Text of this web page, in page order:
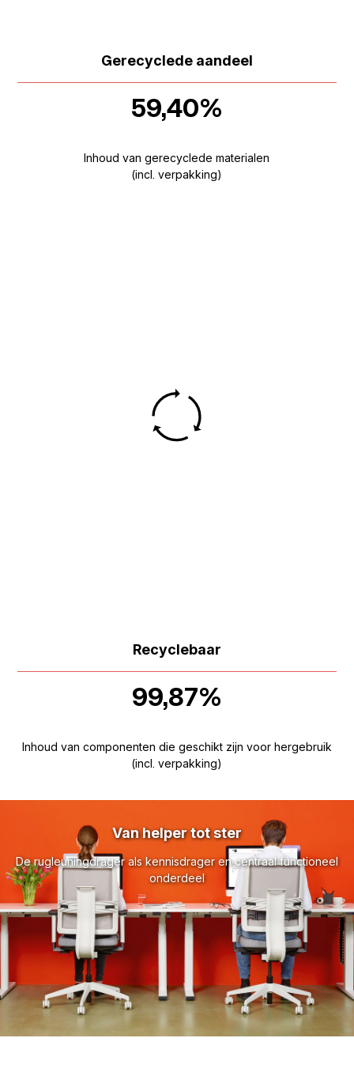
Gerecyclede aandeel
59,40%
Inhoud van gerecyclede materialen
(incl. verpakking)
Recyclebaar
99,87%
Inhoud van componenten die geschikt zijn voor hergebruik
(incl. verpakking)
Van helper tot ster
De rugleuningdrager als kennisdrager en centraal functioneel
onderdeel